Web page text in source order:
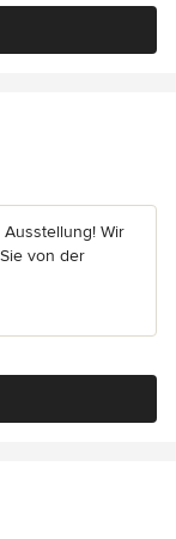
Wir
von der